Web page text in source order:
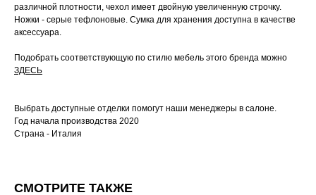
различной плотности, чехол имеет двойную увеличенную строчку.
Ножки - серые тефлоновые. Сумка для хранения доступна в качестве
аксессуара.
Подобрать соответствующую по стилю мебель этого бренда можно
ЗДЕСЬ
Выбрать доступные отделки помогут наши менеджеры в салоне.
Год начала производства 2020
Страна - Италия
СМОТРИТЕ ТАКЖЕ